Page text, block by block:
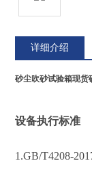
详细介绍
砂尘吹砂试验箱现货
设备执行标准
1.GB/T4208-20